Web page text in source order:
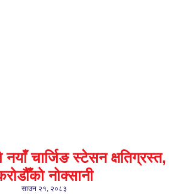
नयाँ चार्जिङ स्टेसन क्षतिग्रस्त,
नोक्सानी
साउन २१, २०८३